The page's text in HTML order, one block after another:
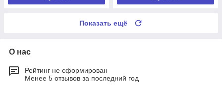
Показать ещё
О нас
Рейтинг не сформирован
Менее 5 отзывов за последний год